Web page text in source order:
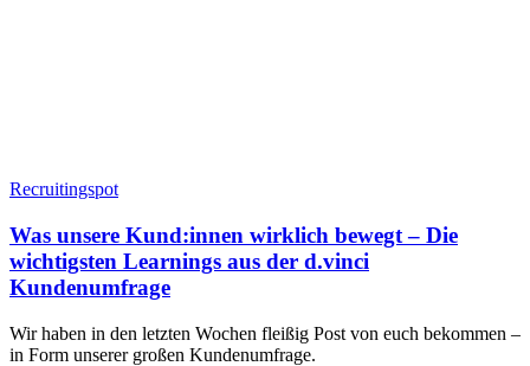
Recruitingspot
Was unsere Kund:innen wirklich bewegt – Die
wichtigsten Learnings aus der d.vinci
Kundenumfrage
Wir haben in den letzten Wochen fleißig Post von euch bekommen –
in Form unserer großen Kundenumfrage.